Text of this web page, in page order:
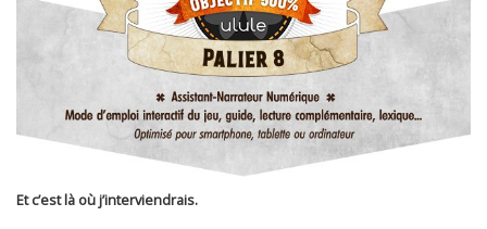
Et c’est là où j’interviendrais.